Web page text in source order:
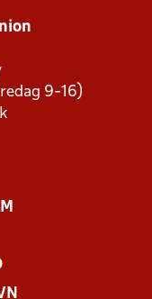
9-16)